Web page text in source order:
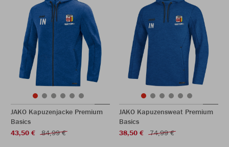
JAKO Kapuzenjacke Premium
Basics
43,50 €
84,99 €
JAKO Kapuzensweat Premium
Basics
38,50 €
74,99 €